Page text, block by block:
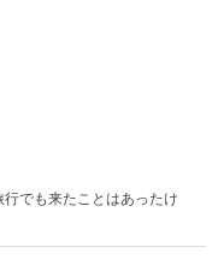
でも来たことはあったけ